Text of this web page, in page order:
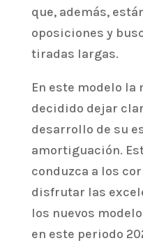
que, además,
oposiciones y
tiradas largas.
En este modelo la
decidido dejar
desarrollo de su
amortiguación.
conduzca a los
disfrutar las
los nuevos
en este periodo